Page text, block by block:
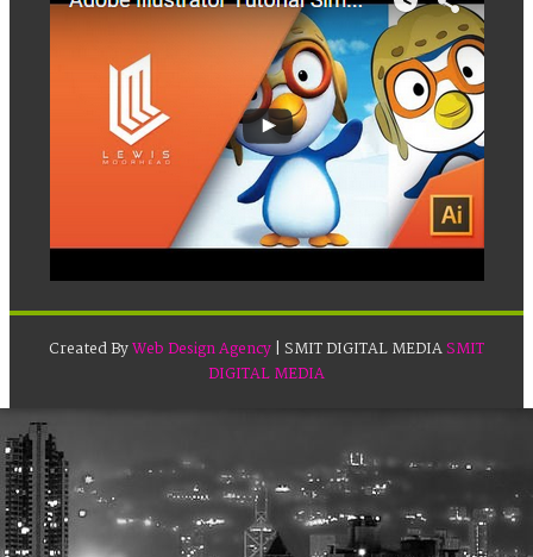
Created ByWeb Design Agency| SMIT DIGITAL MEDIASMIT
DIGITAL MEDIA